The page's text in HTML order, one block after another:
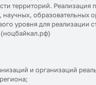
территорий. Реализация
образовательных
уровня для реализации
и организаций